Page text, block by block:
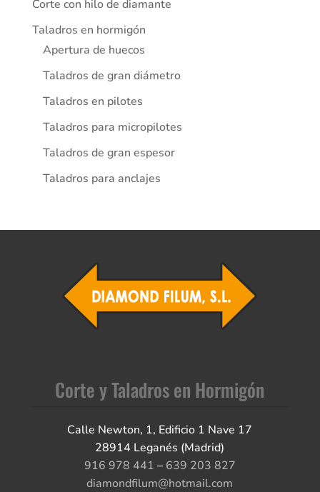
Corte con hilo de diamante
Taladros en hormigón
Apertura de huecos
Taladros de gran diámetro
Taladros en pilotes
Taladros para micropilotes
Taladros de gran espesor
Taladros para anclajes
Corte y Taladros en Hormigón
Calle Newton, 1, Edificio 1 Nave 17
28914 Leganés (Madrid)
916 978 441 – 639 203 827
diamondfilum@hotmail.com